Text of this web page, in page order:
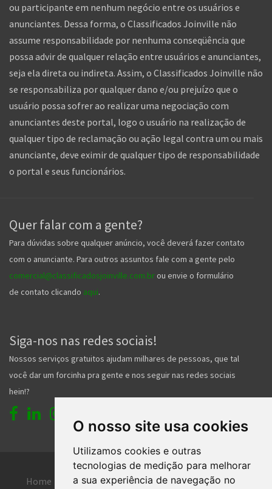
O nosso site usa cookies
Utilizamos cookies e outras
tecnologias de medição para melhorar
a sua experiência de navegação no
ou participante em nenhum negócio entre os usuários e
anunciantes. Dessa forma, o Classificados Joinville não
assume responsabilidade por nenhuma conseqüência que
possa advir de qualquer relação entre usuários e anunciantes,
seja ela direta ou indireta. Assim, o Classificados Joinville não
se responsabiliza por qualquer dano e/ou prejuízo que o
usuário possa sofrer ao realizar uma negociação com
anunciantes deste portal, logo o usuário na realização de
qualquer tipo de reclamação ou ação legal contra um ou mais
anunciante, deve eximir de qualquer tipo de responsabilidade
o portal e seus funcionários.
Quer falar com a gente?
Para dúvidas sobre qualquer anúncio, você deverá fazer contato
com o anunciante. Para outros assuntos fale com a gente pelo
comercial@classificadosjoinville.com.br ou envie o formulário
de contato clicando aqui.
Siga-nos nas redes sociais!
Nossos serviços gratuitos ajudam milhares de pessoas, que tal
você dar um forcinha pra gente e nos seguir nas redes sociais
hein!?
Home Entrar Faça seu cadastro